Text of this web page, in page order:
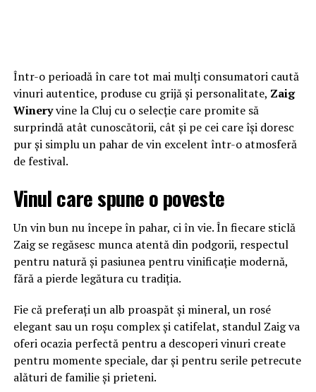
Într-o perioadă în care tot mai mulți consumatori caută
vinuri autentice, produse cu grijă și personalitate, Zaig
Wineryvine la Cluj cu o selecție care promite să
surprindă atât cunoscătorii, cât și pe cei care își doresc
pur și simplu un pahar de vin excelent într-o atmosferă
de festival.
Vinul care spune o poveste
Un vin bun nu începe în pahar, ci în vie. În fiecare sticlă
Zaig se regăsesc munca atentă din podgorii, respectul
pentru natură și pasiunea pentru vinificație modernă,
fără a pierde legătura cu tradiția.
Fie că preferați un alb proaspăt și mineral, un rosé
elegant sau un roșu complex și catifelat, standul Zaig va
oferi ocazia perfectă pentru a descoperi vinuri create
pentru momente speciale, dar și pentru serile petrecute
alături de familie și prieteni.